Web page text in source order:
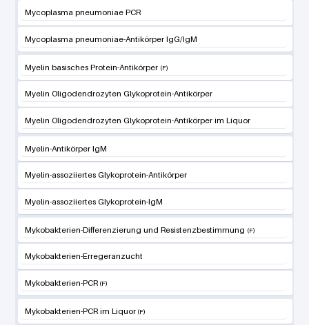
Mycoplasma pneumoniae PCR
Mycoplasma pneumoniae-Antikörper IgG/IgM
Myelin basisches Protein-Antikörper
Myelin Oligodendrozyten Glykoprotein-Antikörper
Myelin Oligodendrozyten Glykoprotein-Antikörper im Liquor
Myelin-Antikörper IgM
Myelin-assoziiertes Glykoprotein-Antikörper
Myelin-assoziiertes Glykoprotein-IgM
Mykobakterien-Differenzierung und Resistenzbestimmung
Mykobakterien-Erregeranzucht
Mykobakterien-PCR
Mykobakterien-PCR im Liquor